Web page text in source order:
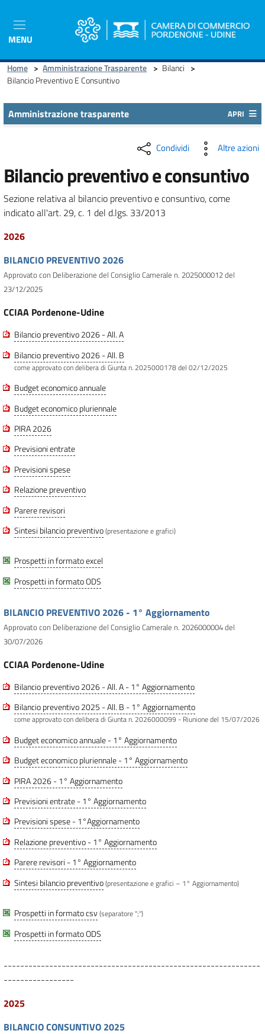
contenuto
MENU
Home > Amministrazione Trasparente > Bilanci >
Bilancio Preventivo E Consuntivo
Amministrazione trasparente APRI
Condividi Altre azioni
Bilancio preventivo e consuntivo
Sezione relativa al bilancio preventivo e consuntivo, come
indicato all'art. 29, c. 1 del d.lgs. 33/2013
2026
BILANCIO PREVENTIVO 2026
Approvato con Deliberazione del Consiglio Camerale n. 2025000012 del
23/12/2025
CCIAA Pordenone-Udine
Bilancio preventivo 2026 - All. A
Bilancio preventivo 2026 - All. B
come approvato con delibera di Giunta n. 2025000178 del 02/12/2025
Budget economico annuale
Budget economico pluriennale
PIRA 2026
Previsioni entrate
Previsioni spese
Relazione preventivo
Parere revisori
Sintesi bilancio preventivo(presentazione e grafici)
Prospetti in formato excel
Prospetti in formato ODS
BILANCIO PREVENTIVO 2026 - 1° Aggiornamento
Approvato con Deliberazione del Consiglio Camerale n. 2026000004 del
30/07/2026
CCIAA Pordenone-Udine
Bilancio preventivo 2026 - All. A - 1° Aggiornamento
Bilancio preventivo 2025 - All. B - 1° Aggiornamento
come approvato con delibera di Giunta n. 2026000099 - Riunione del 15/07/2026
Budget economico annuale - 1° Aggiornamento
Budget economico pluriennale - 1° Aggiornamento
PIRA 2026 - 1° Aggiornamento
Previsioni entrate - 1° Aggiornamento
Previsioni spese - 1°Aggiornamento
Relazione preventivo - 1° Aggiornamento
Parere revisori - 1° Aggiornamento
Sintesi bilancio preventivo(presentazione e grafici – 1° Aggiornamento)
Prospetti in formato csv(separatore ";")
Prospetti in formato ODS
--------------------------------------------------------------
-----------------
2025
BILANCIO CONSUNTIVO 2025